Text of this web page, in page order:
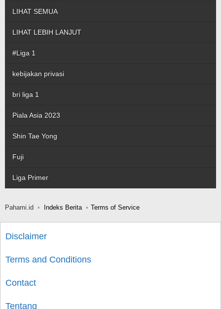
LIHAT SEMUA
LIHAT LEBIH LANJUT
#Liga 1
kebijakan privasi
bri liga 1
Piala Asia 2023
Shin Tae Yong
Fuji
Liga Primer
Pahami.id Indeks Berita Terms of Service
Disclaimer
Terms and Conditions
Contact
Tentang